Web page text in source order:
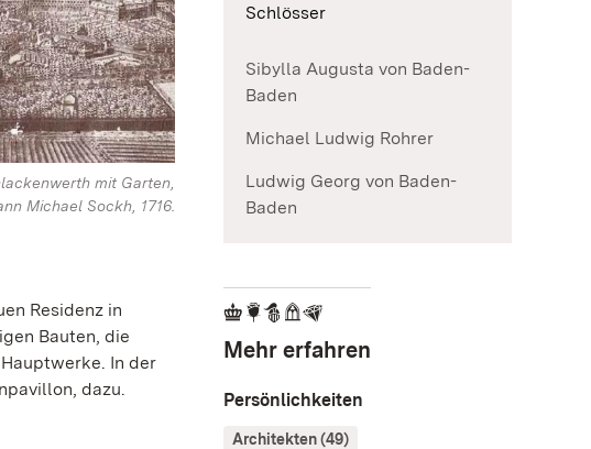
mit Garten,
Michael Sockh, 1716.
Residenz in
Bauten, die
In der
dazu.
Schlösser
Sibylla Augusta von Baden-
Baden
Michael Ludwig Rohrer
Ludwig Georg von Baden-
Baden
Mehr erfahren
Persönlichkeiten
Architekten (49)